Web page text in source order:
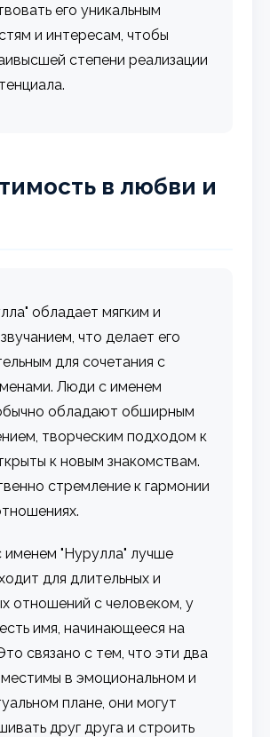
его уникальным
и интересам, чтобы
степени реализации
в любви и
обладает мягким и
что делает его
для сочетания с
Люди с именем
обладают обширным
творческим подходом к
к новым знакомствам.
стремление к гармонии
именем "Нурулла" лучше
для длительных и
отношений с человеком, у
имя, начинающееся на
связано с тем, что эти два
в эмоциональном и
плане, они могут
друг друга и строить